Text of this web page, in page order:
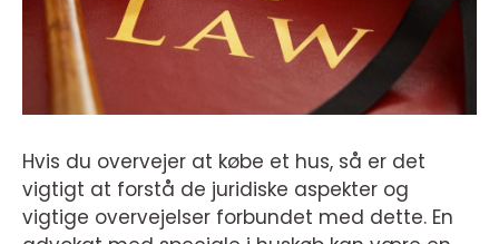
Hvis du overvejer at købe et hus, så er det
vigtigt at forstå de juridiske aspekter og
vigtige overvejelser forbundet med dette. En